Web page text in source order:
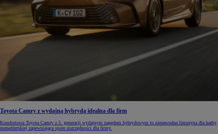
Toyota Camry z wydajną hybrydą idealna dla firm
Komfortowa Toyota Camry z 5. generacji wydajnym napędem hybrydowym to niezawodna limuzyna dla kadry
menedżerskiej zapewniająca spore oszczędności dla firmy.